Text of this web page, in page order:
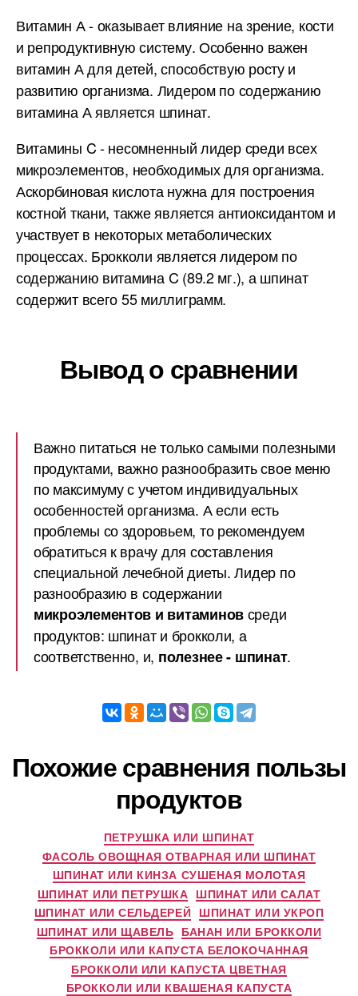
Витамин А - оказывает влияние на зрение, кости
и репродуктивную систему. Особенно важен
витамин А для детей, способствую росту и
развитию организма. Лидером по содержанию
витамина А является шпинат.
Витамины C - несомненный лидер среди всех
микроэлементов, необходимых для организма.
Аскорбиновая кислота нужна для построения
костной ткани, также является антиоксидантом и
участвует в некоторых метаболических
процессах. Брокколи является лидером по
содержанию витамина C (89.2 мг.), а шпинат
содержит всего 55 миллиграмм.
Вывод о сравнении
Важно питаться не только самыми полезными
продуктами, важно разнообразить свое меню
по максимуму с учетом индивидуальных
особенностей организма. А если есть
проблемы со здоровьем, то рекомендуем
обратиться к врачу для составления
специальной лечебной диеты. Лидер по
разнообразию в содержании
микроэлементов и витаминовсреди
продуктов: шпинат и брокколи, а
соответственно, и, полезнее - шпинат.
Похожие сравнения пользы
продуктов
ПЕТРУШКА ИЛИ ШПИНАТ
ФАСОЛЬ ОВОЩНАЯ ОТВАРНАЯ ИЛИ ШПИНАТ
ШПИНАТ ИЛИ КИНЗА СУШЕНАЯ МОЛОТАЯ
ШПИНАТ ИЛИ ПЕТРУШКА ШПИНАТ ИЛИ САЛАТ
ШПИНАТ ИЛИ СЕЛЬДЕРЕЙ ШПИНАТ ИЛИ УКРОП
ШПИНАТ ИЛИ ЩАВЕЛЬ БАНАН ИЛИ БРОККОЛИ
БРОККОЛИ ИЛИ КАПУСТА БЕЛОКОЧАННАЯ
БРОККОЛИ ИЛИ КАПУСТА ЦВЕТНАЯ
БРОККОЛИ ИЛИ КВАШЕНАЯ КАПУСТА